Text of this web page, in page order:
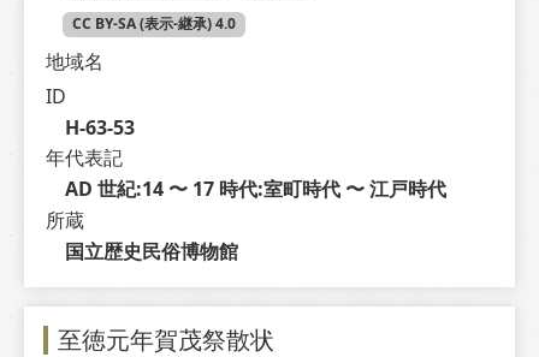
CC BY-SA (表示-継承) 4.0
地域名
ID
H-63-53
年代表記
AD 世紀:14 〜 17 時代:室町時代 〜 江戸時代
所蔵
国立歴史民俗博物館
至徳元年賀茂祭散状